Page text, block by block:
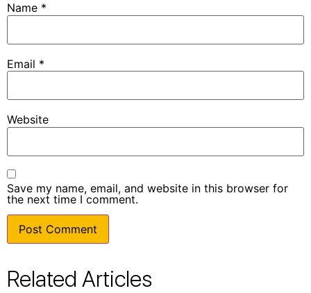
Name *
Email *
Website
Save my name, email, and website in this browser for
the next time I comment.
Related Articles